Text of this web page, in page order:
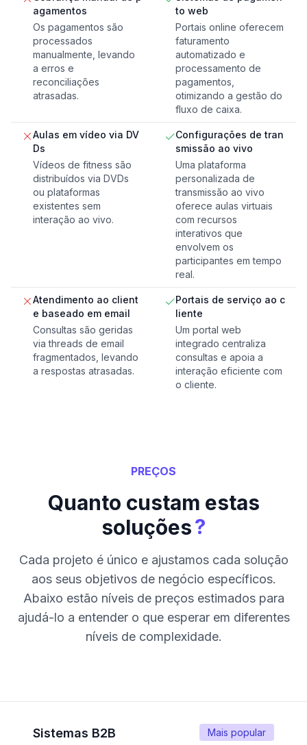
agamentos
Os pagamentos são
processados
manualmente, levando
a erros e
reconciliações
atrasadas.
to web
Portais online oferecem
faturamento
automatizado e
processamento de
pagamentos,
otimizando a gestão do
fluxo de caixa.
Aulas em vídeo via DV
Ds
Vídeos de fitness são
distribuídos via DVDs
ou plataformas
existentes sem
interação ao vivo.
Configurações de tran
smissão ao vivo
Uma plataforma
personalizada de
transmissão ao vivo
oferece aulas virtuais
com recursos
interativos que
envolvem os
participantes em tempo
real.
Atendimento ao client
e baseado em email
Consultas são geridas
via threads de email
fragmentados, levando
a respostas atrasadas.
Portais de serviço ao c
liente
Um portal web
integrado centraliza
consultas e apoia a
interação eficiente com
o cliente.
PREÇOS
Quanto custam estas
soluções?
Cada projeto é único e ajustamos cada solução
aos seus objetivos de negócio específicos.
Abaixo estão níveis de preços estimados para
ajudá-lo a entender o que esperar em diferentes
níveis de complexidade.
Mais popular
Sistemas B2B